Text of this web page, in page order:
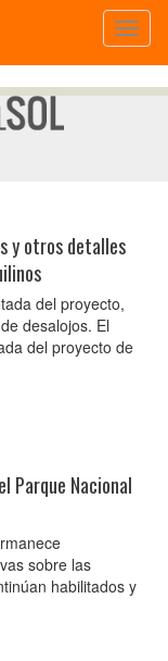
y otros detalles
del proyecto,
desalojos. El
del proyecto de
Parque Nacional
sobre las
habilitados y